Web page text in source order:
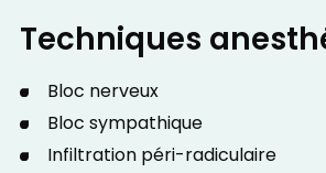
Techniques
Bloc nerveux
Bloc sympathique
Infiltration péri-radiculaire